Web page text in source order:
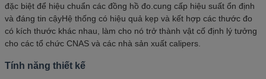
đặc biệt để hiệu chuẩn các đồng hồ đo.cung cấp hiệu suất ổn định
và đáng tin cậyHệ thống có hiệu quả kẹp và kết hợp các thước đo
có kích thước khác nhau, làm cho nó trở thành vật cố định lý tưởng
cho các tổ chức CNAS và các nhà sản xuất calipers.
Tính năng thiết kế